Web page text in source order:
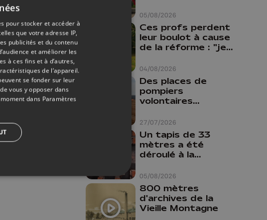
05/08/2026
04/08/2026
Ces profs perdent
leur boulot à cause
de la réforme : "je
comme prof que
comme
pharmacienne"
27/07/2026
Des places de
pompiers
volontaires
province de Liège :
"Un citoyen qui
n'est formé ne
peut pas nous
aider"
05/08/2026
Un tapis de 33
mètres a été
déroulé à la
Liège
800 mètres
d'archives de la
Vieille Montagne
pour stocker et accéder à
que votre adresse IP,
publicités et du contenu
et améliorer les
à ces fins et à d’autres,
de l’appareil.
se fonder sur leur
vous y opposer dans
dans Paramètres